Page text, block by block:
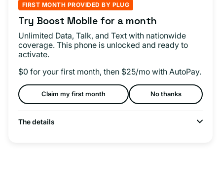
FIRST MONTH PROVIDED BY PLUG
Try Boost Mobile for a month
Unlimited Data, Talk, and Text with nationwide
coverage. This phone is unlocked and ready to
activate.
$0 for your first month, then $25/mo with AutoPay.
Claim my first month No thanks
The details